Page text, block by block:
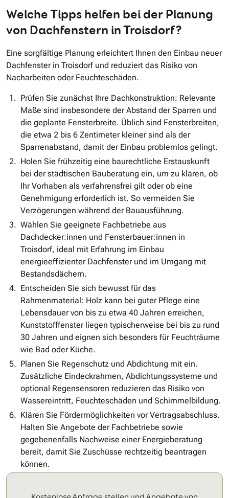
Welche Tipps helfen bei der Planung
von Dachfenstern in Troisdorf?
Eine sorgfältige Planung erleichtert Ihnen den Einbau neuer
Dachfenster in Troisdorf und reduziert das Risiko von
Nacharbeiten oder Feuchteschäden.
Prüfen Sie zunächst Ihre Dachkonstruktion: Relevante
Maße sind insbesondere der Abstand der Sparren und
die geplante Fensterbreite. Üblich sind Fensterbreiten,
die etwa 2 bis 6 Zentimeter kleiner sind als der
Sparrenabstand, damit der Einbau problemlos gelingt.
Holen Sie frühzeitig eine baurechtliche Erstauskunft
bei der städtischen Bauberatung ein, um zu klären, ob
Ihr Vorhaben als verfahrensfrei gilt oder ob eine
Genehmigung erforderlich ist. So vermeiden Sie
Verzögerungen während der Bauausführung.
Wählen Sie geeignete Fachbetriebe aus
Dachdecker:innen und Fensterbauer:innen in
Troisdorf, ideal mit Erfahrung im Einbau
energieeffizienter Dachfenster und im Umgang mit
Bestandsdächern.
Entscheiden Sie sich bewusst für das
Rahmenmaterial: Holz kann bei guter Pflege eine
Lebensdauer von bis zu etwa 40 Jahren erreichen,
Kunststofffenster liegen typischerweise bei bis zu rund
30 Jahren und eignen sich besonders für Feuchträume
wie Bad oder Küche.
Planen Sie Regenschutz und Abdichtung mit ein.
Zusätzliche Eindeckrahmen, Abdichtungssysteme und
optional Regensensoren reduzieren das Risiko von
Wassereintritt, Feuchteschäden und Schimmelbildung.
Klären Sie Fördermöglichkeiten vor Vertragsabschluss.
Halten Sie Angebote der Fachbetriebe sowie
gegebenenfalls Nachweise einer Energieberatung
bereit, damit Sie Zuschüsse rechtzeitig beantragen
können.